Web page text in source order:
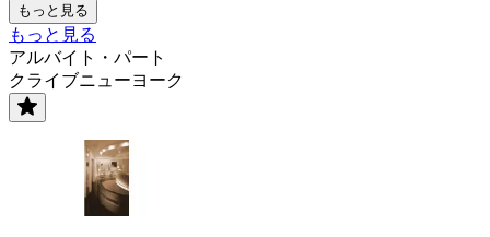
もっと見る
もっと見る
アルバイト・パート
クライブニューヨーク